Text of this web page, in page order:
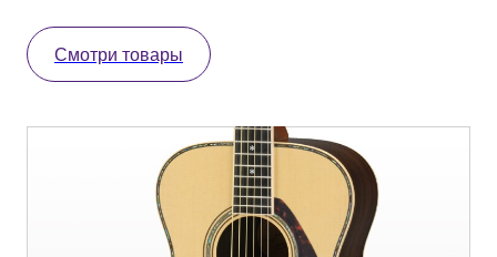
Смотри товары